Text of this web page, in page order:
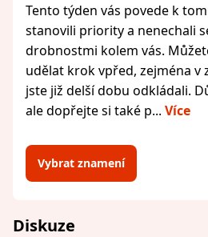
Tento týden vás povede k
stanovili priority a nenechali
drobnostmi kolem vás.
udělat krok vpřed, zejména v
jste již delší dobu odkládali.
ale dopřejte si také p... Více
Vybrat znamení
Diskuze